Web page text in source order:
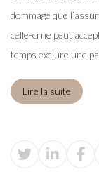
dommage que
celle-ci ne peut
temps exclure une
Lire la suite